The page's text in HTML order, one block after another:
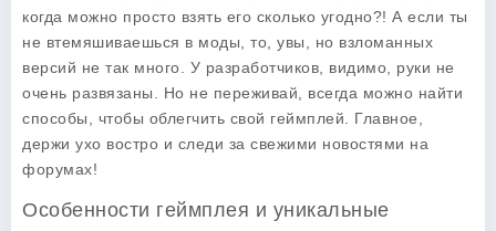
когда можно просто взять его сколько угодно?! А если ты
не втемяшиваешься в моды, то, увы, но взломанных
версий не так много. У разработчиков, видимо, руки не
очень развязаны. Но не переживай, всегда можно найти
способы, чтобы облегчить свой геймплей. Главное,
держи ухо востро и следи за свежими новостями на
форумах!
Особенности геймплея и уникальные